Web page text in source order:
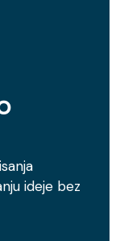
ideje bez